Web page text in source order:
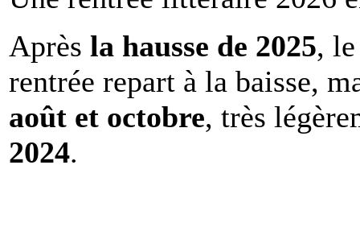
Après la hausse de 2025,
rentrée repart à la baisse,
août et octobre, très
2024.